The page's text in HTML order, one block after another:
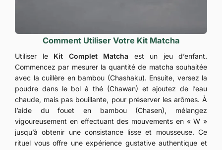
Comment Utiliser Votre Kit Matcha
Utiliser le Kit Complet Matcha est un jeu d’enfant.
Commencez par mesurer la quantité de matcha souhaitée
avec la cuillère en bambou (Chashaku). Ensuite, versez la
poudre dans le bol à thé (Chawan) et ajoutez de l’eau
chaude, mais pas bouillante, pour préserver les arômes. À
l’aide du fouet en bambou (Chasen), mélangez
vigoureusement en effectuant des mouvements en « W »
jusqu’à obtenir une consistance lisse et mousseuse. Ce
rituel vous offre une expérience gustative authentique et